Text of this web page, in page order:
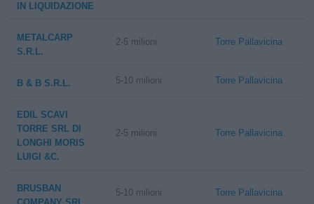
IN LIQUIDAZIONE
METALCARP
S.R.L.
2-5 milioni Torre Pallavicina
B & B S.R.L. 5-10 milioni Torre Pallavicina
EDIL SCAVI
TORRE SRL DI
LONGHI MORIS
LUIGI &C.
2-5 milioni Torre Pallavicina
BRUSBAN
5-10 milioni Torre Pallavicina